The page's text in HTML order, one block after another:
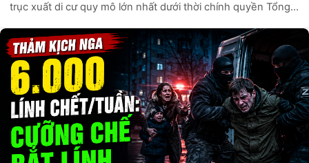
trục xuất di cư quy mô lớn nhất dưới thời chính quyền Tổng
An ninh Nội địa Hoa Kỳ,...